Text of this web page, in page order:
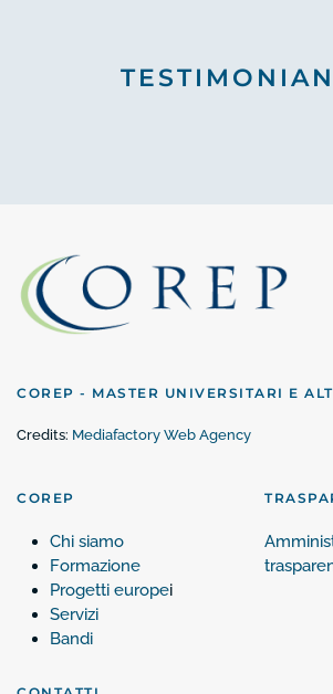
COREP - MASTER UNIVERSITARI E
Credits: Mediafactory Web Agency
COREP
Chi siamo
Formazione
Progetti europei
Servizi
Bandi